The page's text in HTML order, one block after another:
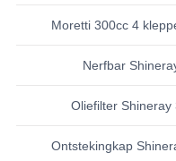
Moretti 300cc 4
Nerfbar
Oliefilter Shineray
Ontstekingkap